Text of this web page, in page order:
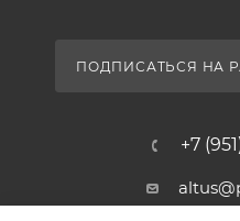
ПОДПИСАТЬСЯ НА
+7